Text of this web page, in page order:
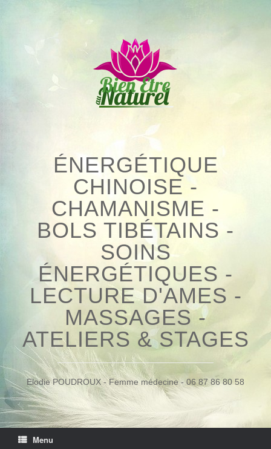
ÉNERGÉTIQUE
CHINOISE -
CHAMANISME -
BOLS TIBÉTAINS -
SOINS
ÉNERGÉTIQUES -
LECTURE D'AMES -
MASSAGES -
ATELIERS & STAGES
Elodie POUDROUX - Femme médecine - 06 87 86 80 58
Menu